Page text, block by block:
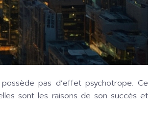
pas d’effet psychotrope. Ce
sont les raisons de son succès et